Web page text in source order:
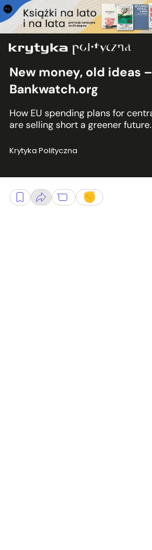
New money, old ideas
Bankwatch.org
How EU spending plans for
are selling short a greener future.
Krytyka Polityczna